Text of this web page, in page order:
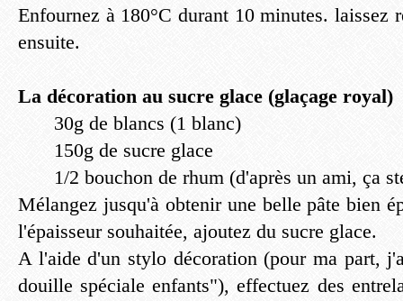
Enfournez à 180°C durant 10 minutes. laissez
ensuite.
La décoration au sucre glace (glaçage royal)
30g de blancs (1 blanc)
150g de sucre glace
1/2 bouchon de rhum (d'après un ami, ça
Mélangez jusqu'à obtenir une belle pâte bien
l'épaisseur souhaitée, ajoutez du sucre glace.
A l'aide d'un stylo décoration (pour ma part,
douille spéciale enfants"), effectuez des